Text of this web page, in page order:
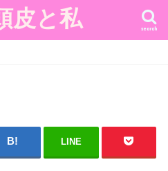
皮と私 search
LINE